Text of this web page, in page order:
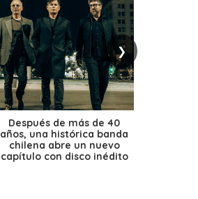
❯
Después de más de 40
años, una histórica banda
chilena abre un nuevo
capítulo con disco inédito